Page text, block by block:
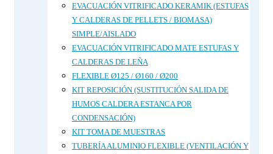
EVACUACIÓN VITRIFICADO KERAMIK (ESTUFAS
Y CALDERAS DE PELLETS / BIOMASA)
SIMPLE/AISLADO
EVACUACIÓN VITRIFICADO MATE ESTUFAS Y
CALDERAS DE LEÑA
FLEXIBLE Ø125 / Ø160 / Ø200
KIT REPOSICIÓN (SUSTITUCIÓN SALIDA DE
HUMOS CALDERA ESTANCA POR
CONDENSACIÓN)
KIT TOMA DE MUESTRAS
TUBERÍA ALUMINIO FLEXIBLE (VENTILACIÓN Y